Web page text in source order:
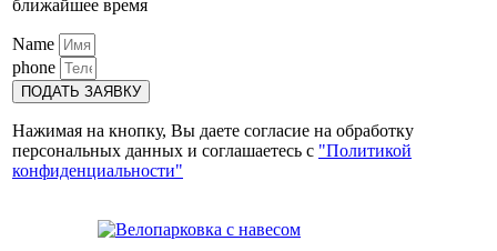
ближайшее время
Name
phone
ПОДАТЬ ЗАЯВКУ
Нажимая на кнопку, Вы даете согласие на обработку
персональных данных и соглашаетесь с "Политикой
конфиденциальности"